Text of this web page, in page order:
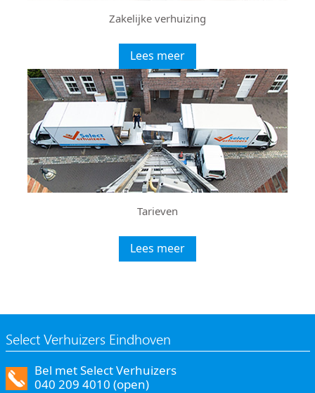
Zakelijke verhuizing
Lees meer
Tarieven
Lees meer
Select Verhuizers Eindhoven
Bel met Select Verhuizers
040 209 4010 (open)